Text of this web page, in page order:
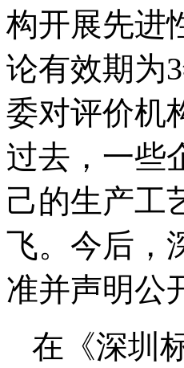
构开展先进
论有效期为3
委对评价机
过去，一些
己的生产工
飞。今后，
准并声明公
在《深圳